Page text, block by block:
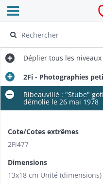
Ouvrir le menu déroulant
Déplier tous les niveaux
2Fi - Photographies
Ribeauvillé : "Stube"
démolie le 26 mai 1978
Cote/Cotes extrêmes
2Fi477
Dimensions
13x18 cm Unité (dimensions)